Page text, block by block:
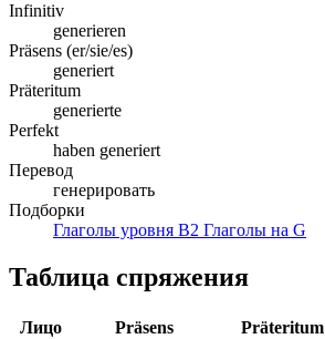
Infinitiv
generieren
Präsens (er/sie/es)
generiert
Präteritum
generierte
Perfekt
haben generiert
Перевод
генерировать
Подборки
Глаголы уровня B2 Глаголы на G
Таблица спряжения
Лицо Präsens
Präteritum